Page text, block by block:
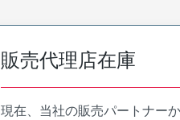
販売代理店在庫
現在、当社の販売パートナー